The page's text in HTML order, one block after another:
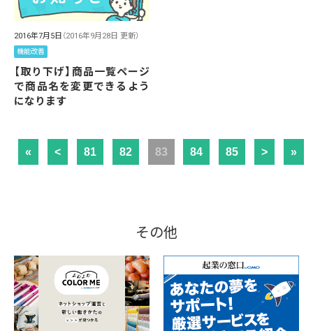
2016年7月5日 （2016年9月28日 更新）
機能改善
【取り下げ】商品一覧ページ
で商品名を変更できるよう
になります
« < 81 82 83 84 85 > »
その他